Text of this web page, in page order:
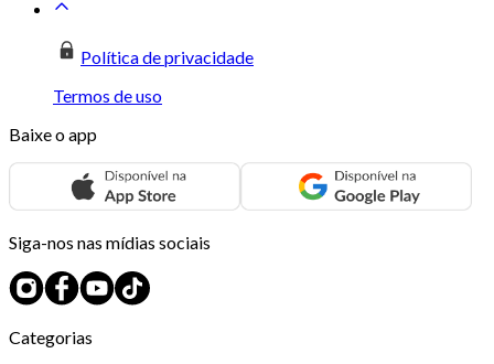
Política de privacidade
Termos de uso
Baixe o app
Siga-nos nas mídias sociais
Categorias